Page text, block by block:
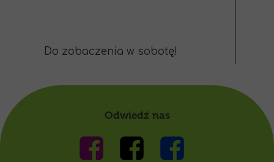
Odwiedź nas
Do zobaczenia w sobotę!